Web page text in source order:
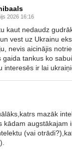
2026 16:16
kaut nedaudz
vest uz Ukrainu
nevis aicinājis
gaida tankus ko
interesēs ir lai
mazāk
augstākajam
(vai